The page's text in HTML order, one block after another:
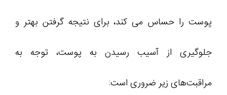
پوست را حساس می‌ کند، برای نتیجه گرفتن بهتر و
جلوگیری از آسیب رسیدن به پوست، توجه به
مراقبت‌های زیر ضروری است: